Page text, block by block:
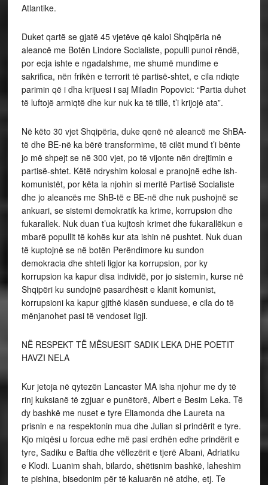
Atlantike.
Duket qartë se gjatë 45 vjetëve që kaloi Shqipëria në
aleancë me Botën Lindore Socialiste, populli punoi rëndë,
por ecja ishte e ngadalshme, me shumë mundime e
sakrifica, nën frikën e terrorit të partisë-shtet, e cila ndiqte
parimin që i dha krijuesi i saj Miladin Popovici: “Partia duhet
të luftojë armiqtë dhe kur nuk ka të tillë, t’i krijojë ata”.
Në këto 30 vjet Shqipëria, duke qenë në aleancë me ShBA-
të dhe BE-në ka bërë transformime, të cilët mund t’i bënte
jo më shpejt se në 300 vjet, po të vijonte nën drejtimin e
partisë-shtet. Këtë ndryshim kolosal e pranojnë edhe ish-
komunistët, por këta ia njohin si meritë Partisë Socialiste
dhe jo aleancës me ShB-të e BE-në dhe nuk pushojnë se
ankuari, se sistemi demokratik ka krime, korrupsion dhe
fukarallek. Nuk duan t’ua kujtosh krimet dhe fukarallëkun e
mbarë popullit të kohës kur ata ishin në pushtet. Nuk duan
të kuptojnë se në botën Perëndimore ku sundon
demokracia dhe shteti ligjor ka korrupsion, por ky
korrupsion ka kapur disa individë, por jo sistemin, kurse në
Shqipëri ku sundojnë pasardhësit e klanit komunist,
korrupsioni ka kapur gjithë klasën sunduese, e cila do të
mënjanohet pasi të vendoset ligji.
NË RESPEKT TË MËSUESIT SADIK LEKA DHE POETIT
HAVZI NELA
Kur jetoja në qytezën Lancaster MA isha njohur me dy të
rinj kuksianë të zgjuar e punëtorë, Albert e Besim Leka. Të
dy bashkë me nuset e tyre Eliamonda dhe Laureta na
prisnin e na respektonin mua dhe Julian si prindërit e tyre.
Kjo miqësi u forcua edhe më pasi erdhën edhe prindërit e
tyre, Sadiku e Baftia dhe vëllezërit e tjerë Albani, Adriatiku
e Klodi. Luanim shah, bilardo, shëtisnim bashkë, laheshim
te pishina, bisedonim për të kaluarën në atdhe, etj. Te